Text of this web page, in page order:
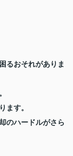
るおそれがありま
ます。
のハードルがさら